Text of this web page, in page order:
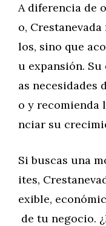
A diferencia de
o,
los, sino que
u expansión. Su
as necesidades
o y recomienda
nciar su
Si buscas una
ites,
exible,
de tu negocio.